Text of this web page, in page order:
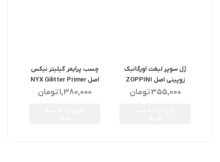
ژل سوپر لیفت اورگانیک
زوپینی اصل ZOPPINI
ORGANIC SUPER LIFT 13G
355,000تومان
چسب پرایمر گیلیتر نیکس
اصل NYX Gilitter Primer
10ML
1,380,000تومان